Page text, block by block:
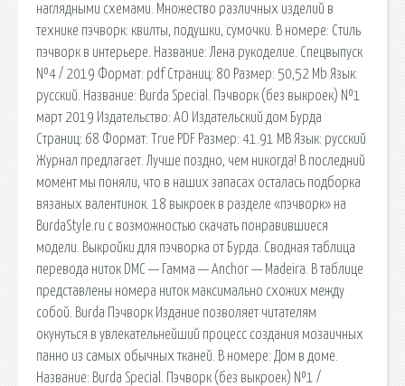
наглядными схемами. Множество различных изделий в
технике пэчворк: квилты, подушки, сумочки. В номере: Стиль
пэчворк в интерьере. Название: Лена рукоделие. Спецвыпуск
№4 / 2019 Формат: pdf Страниц: 80 Размер: 50,52 Mb Язык:
русский. Название: Burda Special. Пэчворк (без выкроек) №1
март 2019 Издательство: АО Издательский дом Бурда
Страниц: 68 Формат: True PDF Размер: 41.91 MB Язык: русский
Журнал предлагает. Лучше поздно, чем никогда! В последний
момент мы поняли, что в наших запасах осталась подборка
вязаных валентинок. 18 выкроек в разделе «пэчворк» на
BurdaStyle.ru с возможностью скачать понравившиеся
модели. Выкройки для пэчворка от Бурда. Сводная таблица
перевода ниток DMC — Гамма — Anchor — Madeira. В таблице
представлены номера ниток максимально схожих между
собой. Burda Пэчворк Издание позволяет читателям
окунуться в увлекательнейший процесс создания мозаичных
панно из самых обычных тканей. В номере: Дом в доме.
Название: Burda Special. Пэчворк (без выкроек) №1 /